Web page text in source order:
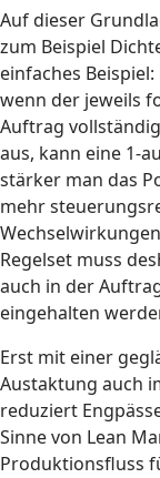
Auf dieser
zum Beispiel
einfaches
wenn der jeweils
Auftrag
aus, kann eine 1-
stärker man das
mehr
Regelset muss
auch in der
eingehalten
Erst mit einer
Austaktung auch
reduziert
Sinne von Lean
Produktionsfluss